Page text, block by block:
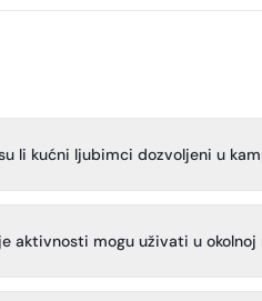
li kućni ljubimci dozvoljeni u
aktivnosti mogu uživati u okolnoj